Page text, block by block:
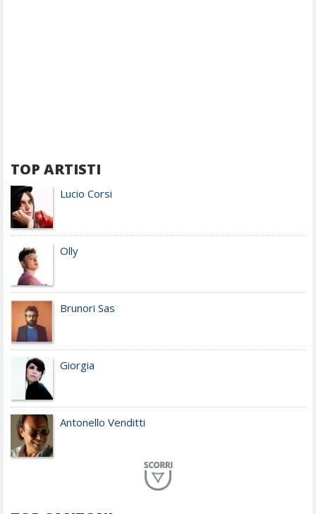
TOP ARTISTI
Lucio Corsi
Olly
Brunori Sas
Giorgia
Antonello Venditti